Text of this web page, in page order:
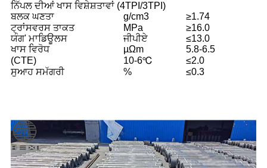
ਨਿੱਪਲ ਦੀਆਂ ਖਾਸ ਵਿਸ਼ੇਸ਼ਤਾਵਾਂ (4TPI/3TPI)
ਬਲਕ ਘਣਤਾ
g/cm3
≥1.74
ਟ੍ਰਾਂਸਵਰਸ ਤਾਕਤ
MPa
≥16.0
ਯੰਗ' ਮਾਡਿਊਲਸ
ਜੀਪੀਏ
≤13.0
ਖਾਸ ਵਿਰੋਧ
µΩm
5.8-6.5
(CTE)
10-6℃
≤2.0
ਸੁਆਹ ਸਮੱਗਰੀ
% ≤0.3